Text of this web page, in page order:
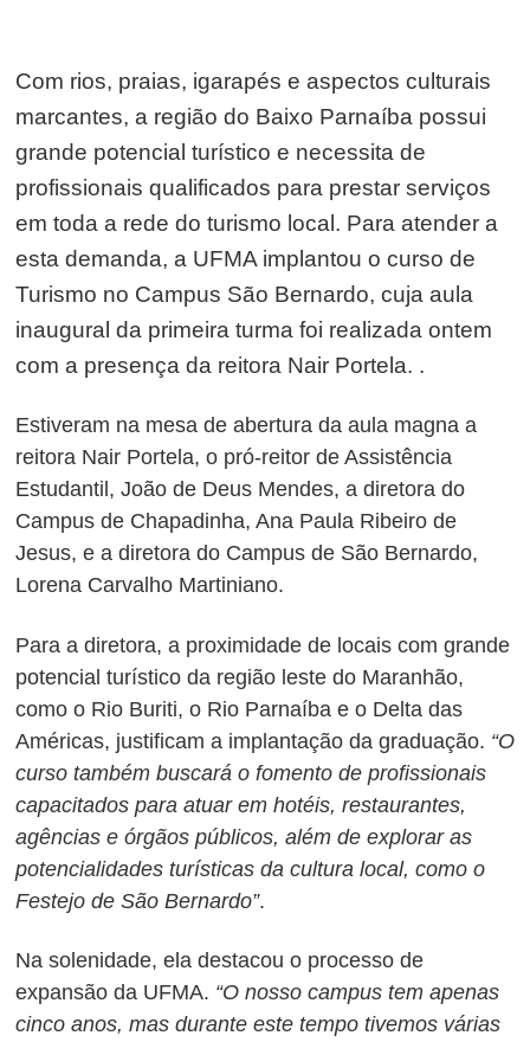
Com rios, praias, igarapés e aspectos culturais
marcantes, a região do Baixo Parnaíba possui
grande potencial turístico e necessita de
profissionais qualificados para prestar serviços
em toda a rede do turismo local. Para atender a
esta demanda, a UFMA implantou o curso de
Turismo no Campus São Bernardo, cuja aula
inaugural da primeira turma foi realizada ontem
com a presença da reitora Nair Portela. .
Estiveram na mesa de abertura da aula magna a
reitora Nair Portela, o pró-reitor de Assistência
Estudantil, João de Deus Mendes, a diretora do
Campus de Chapadinha, Ana Paula Ribeiro de
Jesus, e a diretora do Campus de São Bernardo,
Lorena Carvalho Martiniano.
Para a diretora, a proximidade de locais com grande
potencial turístico da região leste do Maranhão,
como o Rio Buriti, o Rio Parnaíba e o Delta das
Américas, justificam a implantação da graduação. “O
curso também buscará o fomento de profissionais
capacitados para atuar em hotéis, restaurantes,
agências e órgãos públicos, além de explorar as
potencialidades turísticas da cultura local, como o
Festejo de São Bernardo”.
Na solenidade, ela destacou o processo de
expansão da UFMA. “O nosso campus tem apenas
cinco anos, mas durante este tempo tivemos várias